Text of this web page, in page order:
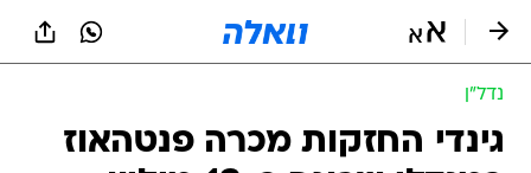
נדל״ן
גינדי החזקות מכרה פנטהאוז